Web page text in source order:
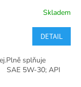
Skladem
DETAIL
splňuje
SAE 5W-30; API